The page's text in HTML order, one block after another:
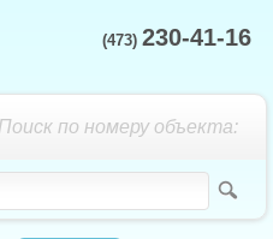
(473) 230-41-16
Поиск по номеру объекта: